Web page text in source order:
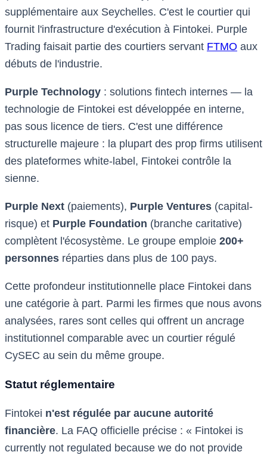
supplémentaire aux Seychelles. C'est le courtier qui
fournit l'infrastructure d'exécution à Fintokei. Purple
Trading faisait partie des courtiers servant FTMO aux
débuts de l'industrie.
Purple Technology : solutions fintech internes — la
technologie de Fintokei est développée en interne,
pas sous licence de tiers. C'est une différence
structurelle majeure : la plupart des prop firms utilisent
des plateformes white-label, Fintokei contrôle la
sienne.
Purple Next (paiements), Purple Ventures (capital-
risque) et Purple Foundation (branche caritative)
complètent l'écosystème. Le groupe emploie 200+
personnes réparties dans plus de 100 pays.
Cette profondeur institutionnelle place Fintokei dans
une catégorie à part. Parmi les firmes que nous avons
analysées, rares sont celles qui offrent un ancrage
institutionnel comparable avec un courtier régulé
CySEC au sein du même groupe.
Statut réglementaire
Fintokei n'est régulée par aucune autorité
financière. La FAQ officielle précise : « Fintokei is
currently not regulated because we do not provide